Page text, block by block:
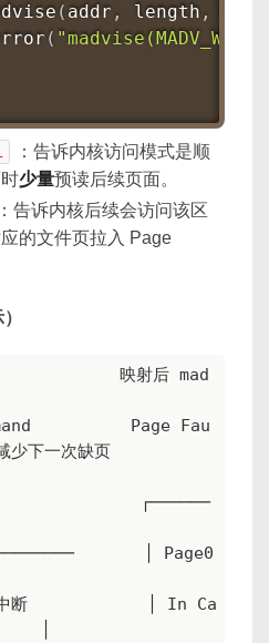
( addr , length ,
(
：告诉内核访问模式是顺
少量预读后续页面。
：告诉内核后续会访问该区
的文件页拉入 Page
映射后 mad
Page Fau
下一次缺页
┌──────
────────       │ Page0
中断            │ In Ca
│